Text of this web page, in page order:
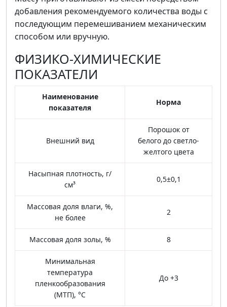
добавления рекомендуемого количества воды с
последующим перемешиванием механическим
способом или вручную.
ФИЗИКО-ХИМИЧЕСКИЕ
ПОКАЗАТЕЛИ
Наименование
показателя
Норма
Внешний вид
Порошок от
белого до светло-
желтого цвета
Насыпная плотность, г/
см³
0,5±0,1
Массовая доля влаги, %,
не более
2
Массовая доля золы, % 8
Минимальная
температура
пленкообразования
(МТП), °С
До +3